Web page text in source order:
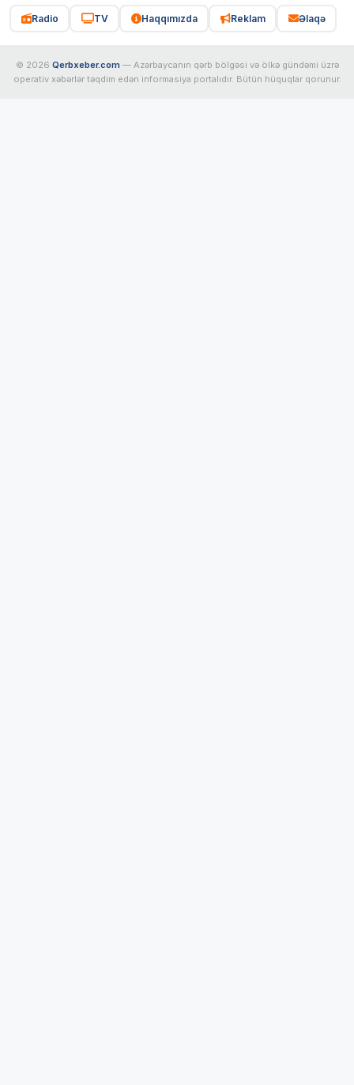
Radio TV Haqqımızda Reklam Əlaqə
© 2026 Qerbxeber.com — Azərbaycanın qərb bölgəsi və ölkə gündəmi üzrə
operativ xəbərlər təqdim edən informasiya portalıdır. Bütün hüquqlar qorunur.